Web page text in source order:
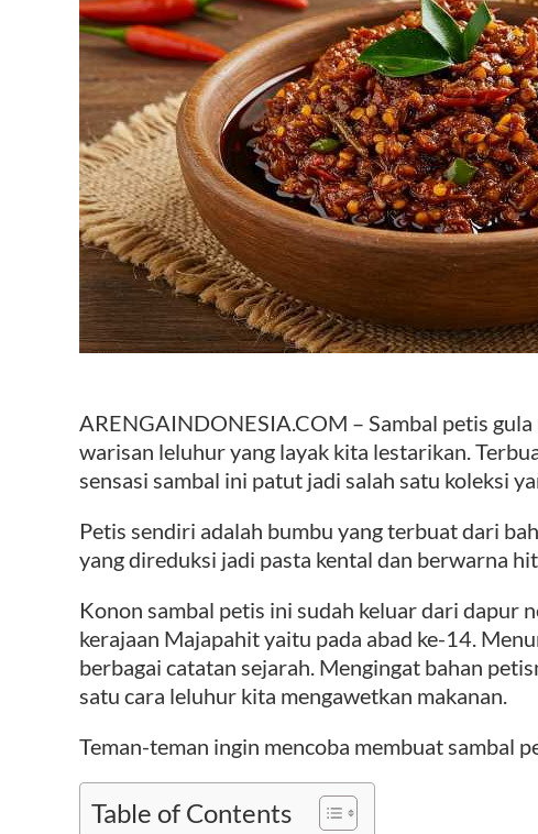
ARENGAINDONESIA.COM – Sambal petis
warisan leluhur yang layak kita lestarikan.
sensasi sambal ini patut jadi salah satu koleksi
Petis sendiri adalah bumbu yang terbuat dari
yang direduksi jadi pasta kental dan berwarna
Konon sambal petis ini sudah keluar dari dapur
kerajaan Majapahit yaitu pada abad ke-14.
berbagai catatan sejarah. Mengingat bahan
satu cara leluhur kita mengawetkan makanan.
Teman-teman ingin mencoba membuat sambal
Table of Contents